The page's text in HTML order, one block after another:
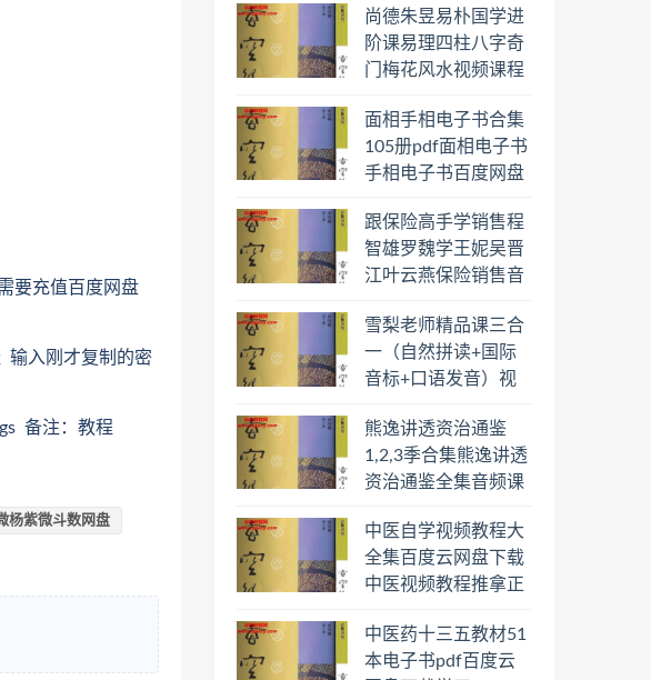
要充值百度网盘
输入刚才复制的密
备注：教程
杨紫微斗数网盘
尚德朱昱易朴国学进
阶课易理四柱八字奇
门梅花风水视频课程
学习
面相手相电子书合集
105册pdf面相电子书
手相电子书百度网盘
跟保险高手学销售程
智雄罗魏学王妮吴晋
江叶云燕保险销售音
盘下载学习
雪梨老师精品课三合
一（自然拼读+国际
音标+口语发音）视
载学习
熊逸讲透资治通鉴
1,2,3季合集熊逸讲透
资治通鉴全集音频课
一二三辑合集百度云
网盘下载学习
中医自学视频教程大
全集百度云网盘下载
中医视频教程推拿正
经络脉诊面诊舌诊手
诊私密终身会员百度
中医药十三五教材51
本电子书pdf百度云